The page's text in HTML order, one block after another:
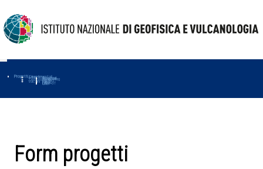
Progetti
Progetti Dipartimentali
AmbienteAmused
Macmap
Tropomag
TerremotiFurther
Muse
Vulcani First
Impact
Love-cf
Uno
Form progetti